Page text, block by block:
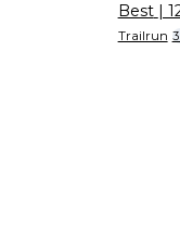
Best |
Trailrun